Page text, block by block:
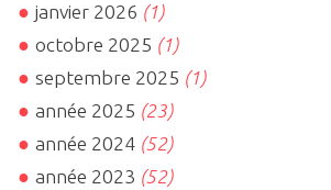
janvier 2026 (1)
octobre 2025 (1)
septembre 2025 (1)
année 2025 (23)
année 2024 (52)
année 2023 (52)